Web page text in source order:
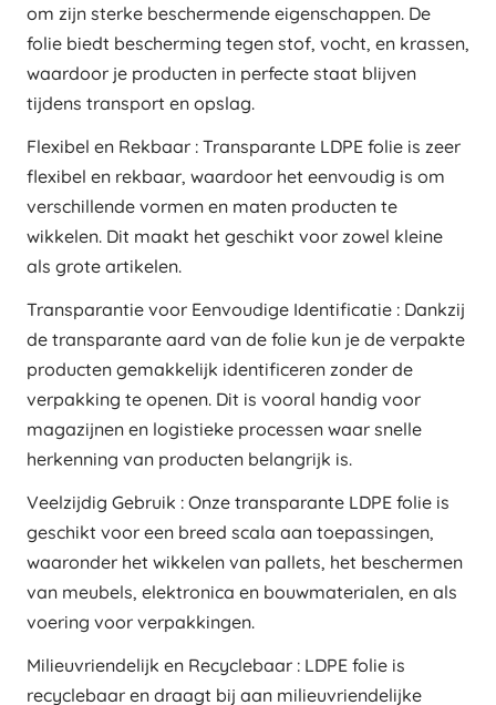
om zijn sterke beschermende eigenschappen. De
folie biedt bescherming tegen stof, vocht, en krassen,
waardoor je producten in perfecte staat blijven
tijdens transport en opslag.
Flexibel en Rekbaar : Transparante LDPE folie is zeer
flexibel en rekbaar, waardoor het eenvoudig is om
verschillende vormen en maten producten te
wikkelen. Dit maakt het geschikt voor zowel kleine
als grote artikelen.
Transparantie voor Eenvoudige Identificatie : Dankzij
de transparante aard van de folie kun je de verpakte
producten gemakkelijk identificeren zonder de
verpakking te openen. Dit is vooral handig voor
magazijnen en logistieke processen waar snelle
herkenning van producten belangrijk is.
Veelzijdig Gebruik : Onze transparante LDPE folie is
geschikt voor een breed scala aan toepassingen,
waaronder het wikkelen van pallets, het beschermen
van meubels, elektronica en bouwmaterialen, en als
voering voor verpakkingen.
Milieuvriendelijk en Recyclebaar : LDPE folie is
recyclebaar en draagt bij aan milieuvriendelijke